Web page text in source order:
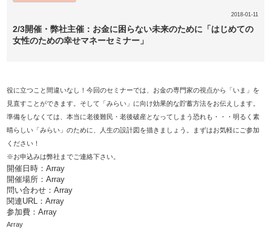
2/3開催・弊社主催：お金に困らない未来のために「はじめての
女性のための幸せマネーセミナー」
2018-01-11
役に立つこと間違いなし！今回のセミナーでは、お金の専門家の視点から「いま」を
見直すことができます。そして「みらい」に向け効果的な貯蓄方法をお伝えします。
準備をしなくては、本当に老後難民・老後破産となってしまう恐れも・・・明るく素
晴らしい「みらい」のために、人生の設計図を描きましょう。まずはお気軽にご参加
ください！
※お申込みは弊社までご連絡下さい。
開催日時：Array
開催場所：Array
問い合わせ：Array
関連URL：Array
参加費：Array
Array